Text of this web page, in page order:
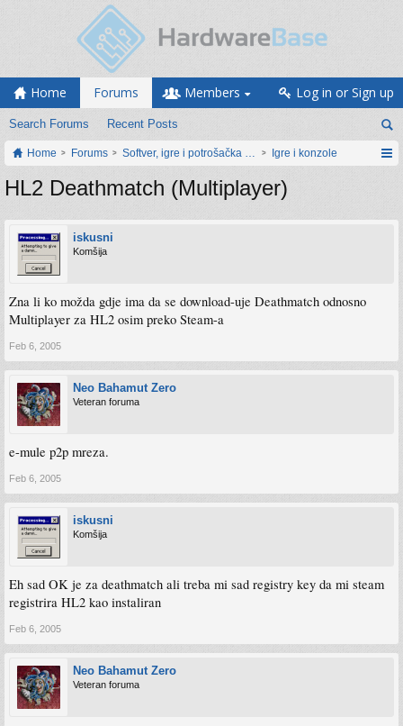
Home Forums
Search Forums Recent Posts
Members Log in or Sign up
Home Forums Softver, igre i potrošačka elektronikaIgre i konzole
HL2 Deathmatch (Multiplayer)
iskusni
Komšija
Zna li ko možda gdje ima da se download-uje Deathmatch odnosno
Multiplayer za HL2 osim preko Steam-a
Feb 6, 2005
Neo Bahamut Zero
Veteran foruma
e-mule p2p mreza.
Feb 6, 2005
iskusni
Komšija
Eh sad OK je za deathmatch ali treba mi sad registry key da mi steam
registrira HL2 kao instaliran
Feb 6, 2005
Neo Bahamut Zero
Veteran foruma